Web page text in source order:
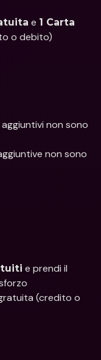
e 1 Carta
o debito)
non sono
non sono
e prendi il
(credito o